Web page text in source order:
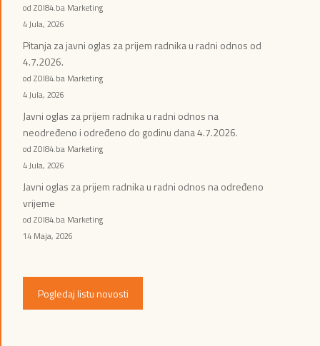
od ZOI84.ba Marketing
4 Jula, 2026
Pitanja za javni oglas za prijem radnika u radni odnos od
4.7.2026.
od ZOI84.ba Marketing
4 Jula, 2026
Javni oglas za prijem radnika u radni odnos na
neodređeno i određeno do godinu dana 4.7.2026.
od ZOI84.ba Marketing
4 Jula, 2026
Javni oglas za prijem radnika u radni odnos na određeno
vrijeme
od ZOI84.ba Marketing
14 Maja, 2026
Pogledaj listu novosti